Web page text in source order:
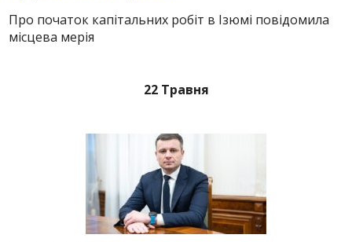
Про початок капітальних робіт в Ізюмі повідомила
місцева мерія
22 Травня